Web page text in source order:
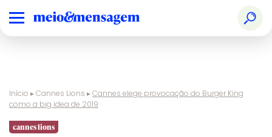
Audio & Radio Design
Ranking
Nacional
Creative
Início ▸Cannes Lions ▸Cannes elege provocação do Burger King
como a big idea de 2019
cannes lions